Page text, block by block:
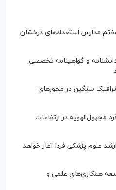
مدارس استعدادهای درخشان
و گواهینامه تخصصی
سنگین در محورهای
مجهول‌الهویه در ارتفاعات
علوم پزشکی فردا آغاز خواهد
همکاری‌های علمی و